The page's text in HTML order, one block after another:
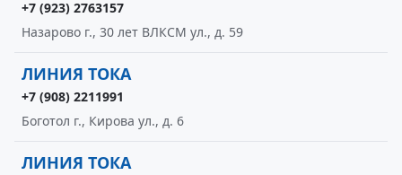
+7 (923) 2763157
Назарово г., 30 лет ВЛКСМ ул., д. 59
ЛИНИЯ ТОКА
+7 (908) 2211991
Боготол г., Кирова ул., д. 6
ЛИНИЯ ТОКА